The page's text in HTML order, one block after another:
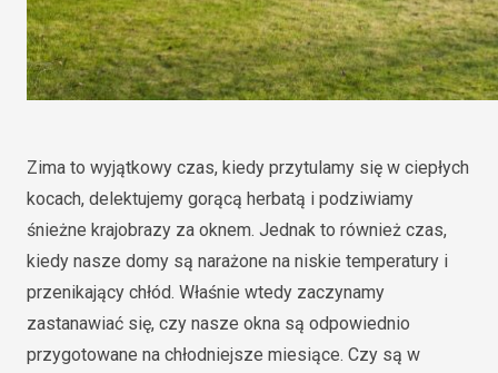
Zima to wyjątkowy czas, kiedy przytulamy się w ciepłych
kocach, delektujemy gorącą herbatą i podziwiamy
śnieżne krajobrazy za oknem. Jednak to również czas,
kiedy nasze domy są narażone na niskie temperatury i
przenikający chłód. Właśnie wtedy zaczynamy
zastanawiać się, czy nasze okna są odpowiednio
przygotowane na chłodniejsze miesiące. Czy są w